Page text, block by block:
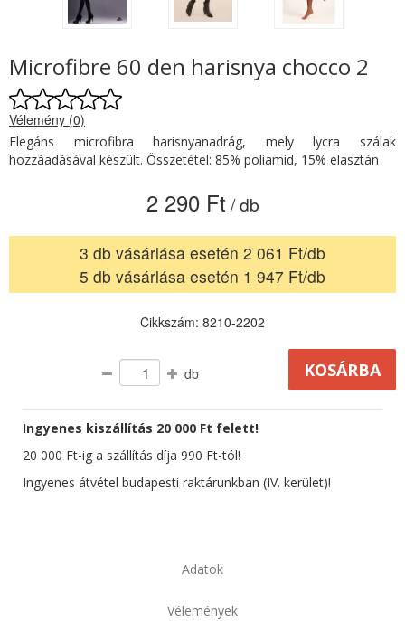
Microfibre 60 den harisnya chocco 2
Vélemény (0)
Elegáns microfibra harisnyanadrág, mely lycra szálak
hozzáadásával készült. Összetétel: 85% poliamid, 15% elasztán
2 290 Ft / db
3 db vásárlása esetén 2 061 Ft/db
5 db vásárlása esetén 1 947 Ft/db
Cikkszám: 8210-2202
db
Ingyenes kiszállítás 20 000 Ft felett!
20 000 Ft-ig a szállítás díja 990 Ft-tól!
Ingyenes átvétel budapesti raktárunkban (IV. kerület)!
Adatok
Vélemények